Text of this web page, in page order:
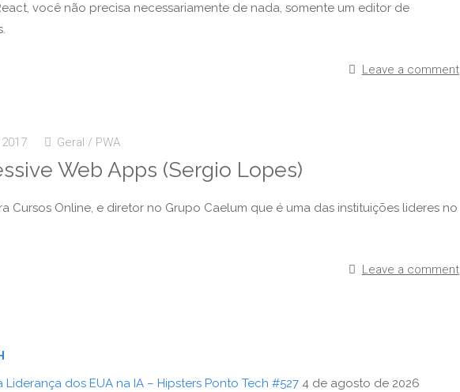
você não precisa necessariamente de nada, somente um editor de
Leave a comment
Geral / PWA
Web Apps (Sergio Lopes)
Cursos Online, e diretor no Grupo Caelum que é uma das instituições lideres no
Leave a comment
dos EUA na IA – Hipsters Ponto Tech #527 4 de agosto de 2026